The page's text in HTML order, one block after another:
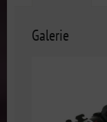
Galerie